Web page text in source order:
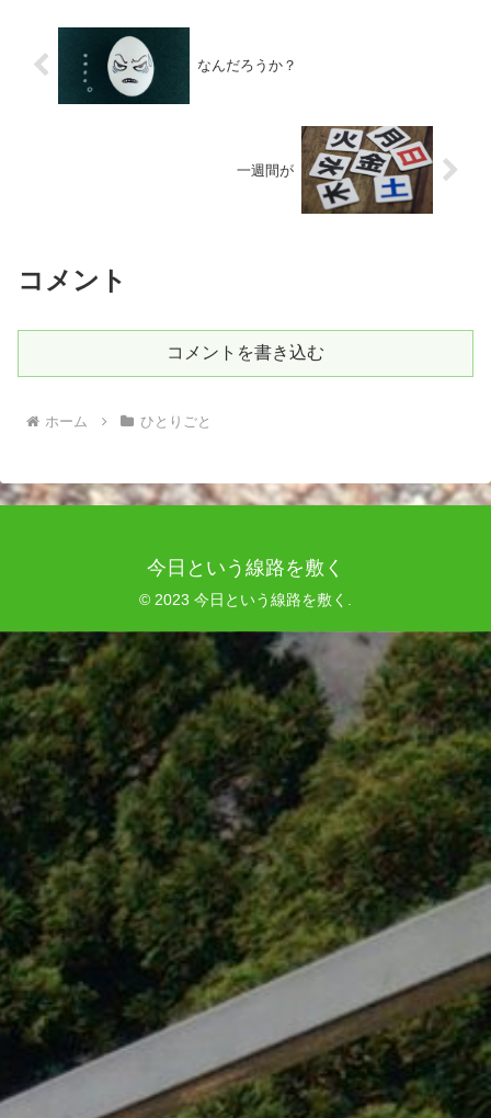
なんだろうか？
一週間が
コメント
コメントを書き込む
ホーム ひとりごと
今日という線路を敷く
© 2023 今日という線路を敷く.